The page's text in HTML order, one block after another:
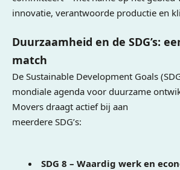
innovatie, verantwoorde productie en
Duurzaamheid en de SDG’s:
match
De Sustainable Development Goals
mondiale agenda voor duurzame
Movers draagt actief bij aan
meerdere SDG’s:
SDG 8 – Waardig werk en